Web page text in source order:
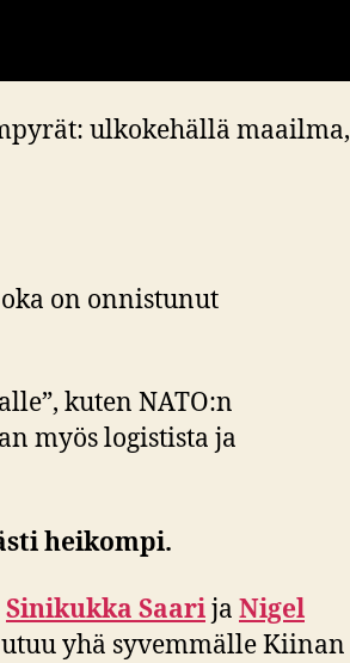
ulkokehällä maailma,
on onnistunut
kuten NATO:n
myös logistista ja
heikompi.
Sinikukka Saarija Nigel
yhä syvemmälle Kiinan